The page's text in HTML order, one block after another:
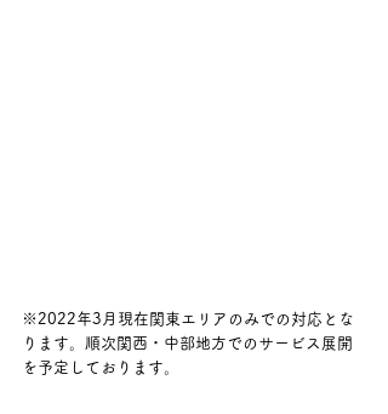
※2022年3月現在関東エリアのみでの対応とな
ります。順次関西・中部地方でのサービス展開
を予定しております。